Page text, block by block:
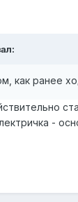
как ранее
-